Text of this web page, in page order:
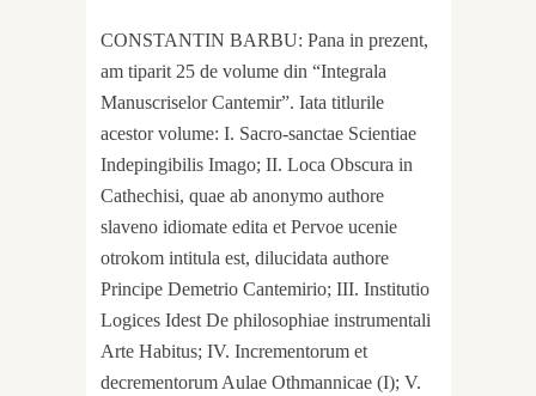
CONSTANTIN BARBU: Pana in prezent,
am tiparit 25 de volume din “Integrala
Manuscriselor Cantemir”. Iata titlurile
acestor volume: I. Sacro-sanctae Scientiae
Indepingibilis Imago; II. Loca Obscura in
Cathechisi, quae ab anonymo authore
slaveno idiomate edita et Pervoe ucenie
otrokom intitula est, dilucidata authore
Principe Demetrio Cantemirio; III. Institutio
Logices Idest De philosophiae instrumentali
Arte Habitus; IV. Incrementorum et
decrementorum Aulae Othmannicae (I); V.